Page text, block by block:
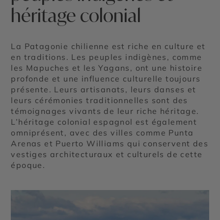
héritage colonial
La Patagonie chilienne est riche en culture et
en traditions. Les peuples indigènes, comme
les Mapuches et les Yagans, ont une histoire
profonde et une influence culturelle toujours
présente. Leurs artisanats, leurs danses et
leurs cérémonies traditionnelles sont des
témoignages vivants de leur riche héritage.
L’héritage colonial espagnol est également
omniprésent, avec des villes comme Punta
Arenas et Puerto Williams qui conservent des
vestiges architecturaux et culturels de cette
époque.